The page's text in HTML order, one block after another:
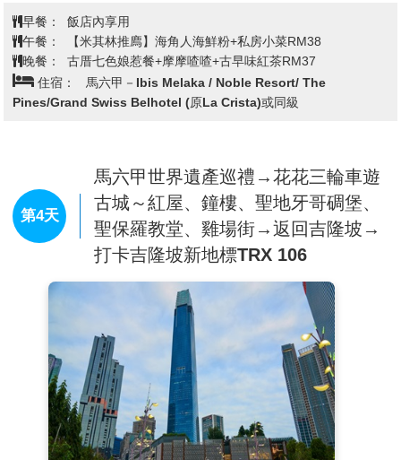
【Coach Airways A Famosa Outlet】美國著名奢侈時尚品
牌Coach推出了以航空旅行為主題的精品店
CoachAirways，將精品零售業推向了新的高度。這家獨一
無二的零售場所位於馬六甲自由港愛化摩沙名品折扣店的一
早餐：
飯店內享用
午餐：
【米其林推廌】海角人海鮮粉+私房小菜RM38
晚餐：
古厝七色娘惹餐+摩摩喳喳+古早味紅茶RM37
住宿：
馬六甲－Ibis Melaka / Noble Resort/ The
Pines/Grand Swiss Belhotel (原La Crista)或同級
第4天
馬六甲世界遺產巡禮→花花三輪車遊
古城～紅屋、鐘樓、聖地牙哥碉堡、
聖保羅教堂、雞場街→返回吉隆坡→
打卡吉隆坡新地標TRX 106